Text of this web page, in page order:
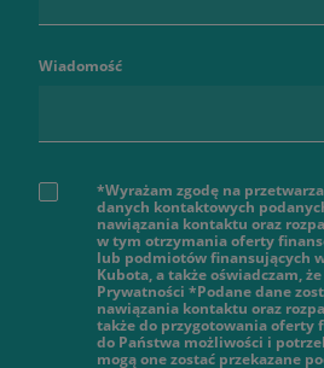
Wiadomość
*Wyrażam zgodę na
danych kontaktowych
nawiązania kontaktu oraz
w tym otrzymania oferty
lub podmiotów finansujących
Kubota, a także oświadczam,
Prywatności *Podane dane
nawiązania kontaktu oraz
także do przygotowania oferty
do Państwa możliwości i
mogą one zostać przekazane